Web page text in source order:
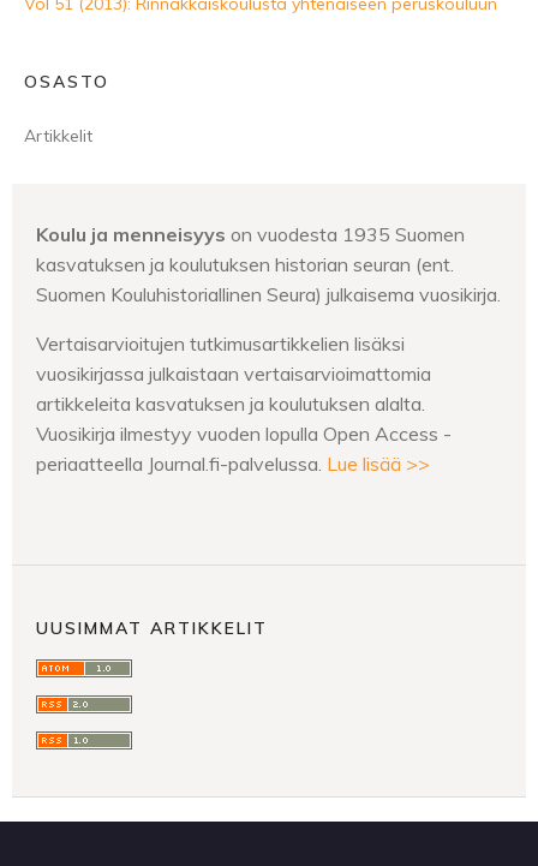
OSASTO
Artikkelit
Koulu ja menneisyys on vuodesta 1935 Suomen
kasvatuksen ja koulutuksen historian seuran (ent.
Suomen Kouluhistoriallinen Seura) julkaisema vuosikirja.
Vertaisarvioitujen tutkimusartikkelien lisäksi
vuosikirjassa julkaistaan vertaisarvioimattomia
artikkeleita kasvatuksen ja koulutuksen alalta.
Vuosikirja ilmestyy vuoden lopulla Open Access -
periaatteella Journal.fi-palvelussa. Lue lisää >>
UUSIMMAT ARTIKKELIT